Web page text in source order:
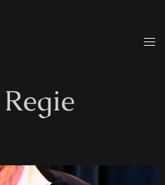
Regie